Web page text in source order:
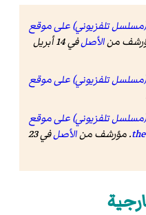
تلفزيوني) على موقع
الأصل
في 14 أبريل
تلفزيوني) على موقع
تلفزيوني) على موقع
الأصل
في 23